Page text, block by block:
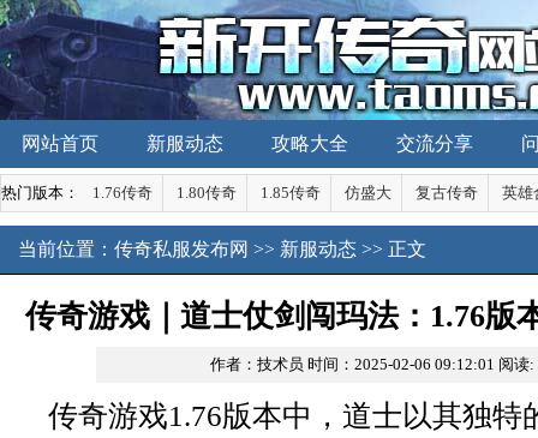
网站首页 新服动态 攻略大全 交流分享
热门版本： 1.76传奇 1.80传奇 1.85传奇 仿盛大 复古传奇 英雄
当前位置： 传奇私服发布网 >> 新服动态 >> 正文
传奇游戏｜道士仗剑闯玛法：1.76版
作者：技术员 时间：2025-02-06 09:12:01 阅读:
传奇游戏1.76版本中，道士以其独特